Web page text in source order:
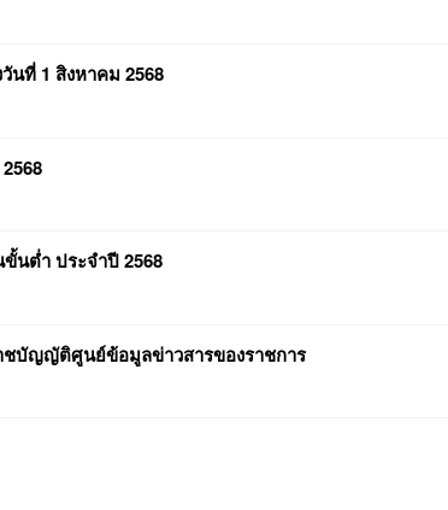
นที่ 1 สิงหาคม 2568
นต่ำ ประจำปี 2568
ชบัญญัติศูนย์ข้อมูลข่าวสารของราชการ